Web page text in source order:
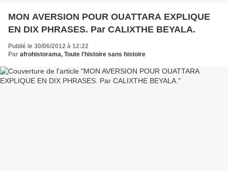
MON AVERSION POUR OUATTARA EXPLIQUE
EN DIX PHRASES. Par CALIXTHE BEYALA.
Publié le 30/06/2012 à 12:22
Par afrohistorama, Toute l'histoire sans histoire